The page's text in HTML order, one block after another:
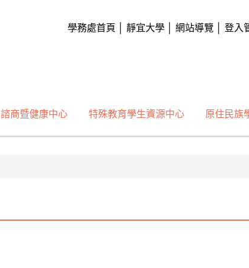
學務處首頁 靜宜大學 網站導覽 登入
諮商暨健康中心 特殊教育學生資源中心 原住民族